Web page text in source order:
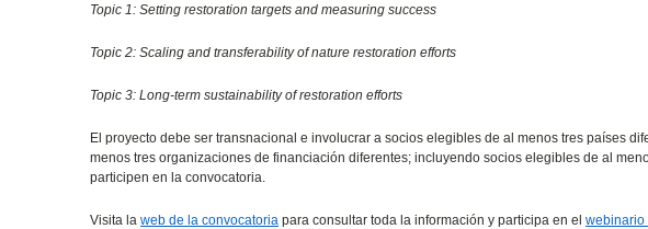
Topic 1: Setting restoration targets and measuring success
Topic 2: Scaling and transferability of nature restoration efforts
Topic 3: Long-term sustainability of restoration efforts
El proyecto debe ser transnacional e involucrar a socios elegibles de al menos tres países
menos tres organizaciones de financiación diferentes; incluyendo socios elegibles de al
participen en la convocatoria.
Visita laweb de la convocatoria para consultar toda la información y participa en elwebinario